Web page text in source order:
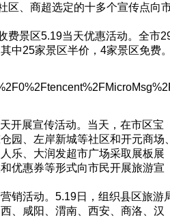
区、商超选定的十多个宣传点向
景区5.19当天优惠活动。全市
中25家景区半价，4家景区免费
展宣传活动。当天，在市区宝
园、左岸新城等社区和开元商场
乐、大润发超市广场采取展板展
优惠券等形式向市民开展旅游宣
活动。5.19日，组织县区旅游
、咸阳、渭南、西安、商洛、汉